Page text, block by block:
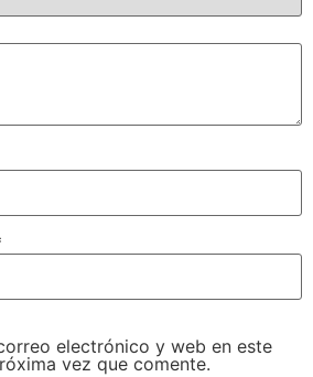
electrónico y web en este
vez que comente.